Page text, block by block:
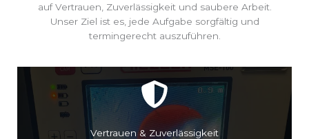
auf Vertrauen, Zuverlässigkeit und saubere Arbeit.
Unser Ziel ist es, jede Aufgabe sorgfältig und
termingerecht auszuführen.
Vertrauen & Zuverlässigkeit